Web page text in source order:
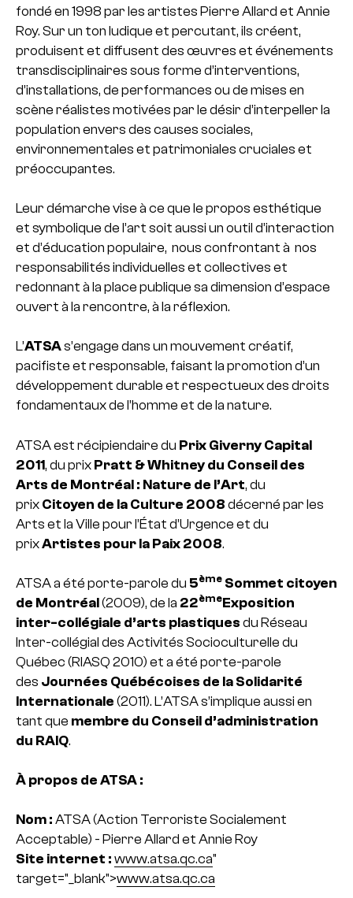
fondé en 1998 par les artistes Pierre Allard et Annie
Roy. Sur un ton ludique et percutant, ils créent,
produisent et diffusent des œuvres et événements
transdisciplinaires sous forme d’interventions,
d’installations, de performances ou de mises en
scène réalistes motivées par le désir d’interpeller la
population envers des causes sociales,
environnementales et patrimoniales cruciales et
préoccupantes.
Leur démarche vise à ce que le propos esthétique
et symbolique de l’art soit aussi un outil d’interaction
et d’éducation populaire, nous confrontant à nos
responsabilités individuelles et collectives et
redonnant à la place publique sa dimension d’espace
ouvert à la rencontre, à la réflexion.
L’ATSAs’engage dans un mouvement créatif,
pacifiste et responsable, faisant la promotion d’un
développement durable et respectueux des droits
fondamentaux de l’homme et de la nature.
ATSA est récipiendaire du Prix Giverny Capital
2011, du prix Pratt & Whitney du Conseil des
Arts de Montréal : Nature de l’Art, du
prix Citoyen de la Culture 2008 décerné par les
Arts et la Ville pour l’État d’Urgence et du
prixArtistes pour la Paix 2008.
ATSA a été porte-parole du 5ème Sommet citoyen
de Montréal(2009), de la 22èmeExposition
inter-collégiale d’arts plastiques du Réseau
Inter-collégial des Activités Socioculturelle du
Québec (RIASQ 2010) et a été porte-parole
des Journées Québécoises de la Solidarité
Internationale (2011). L’ATSA s’implique aussi en
tant que membre du Conseil d’administration
du RAIQ.
À propos de ATSA :
Nom : ATSA (Action Terroriste Socialement
Acceptable) - Pierre Allard et Annie Roy
Site internet : www.atsa.qc.ca"
target="_blank">www.atsa.qc.ca